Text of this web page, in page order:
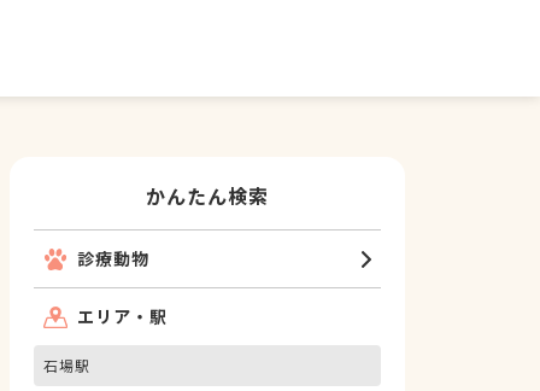
かんたん検索
診療動物
エリア・駅
石場駅